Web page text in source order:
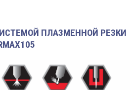
ПЛАЗМЕННОЙ РЕЗКИ